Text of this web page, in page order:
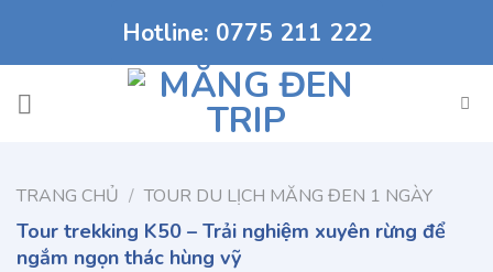
nội
dung
Hotline: 0775 211 222
TRANG CHỦ / TOUR DU LỊCH MĂNG ĐEN 1 NGÀY
Tour trekking K50 – Trải nghiệm xuyên rừng để
ngắm ngọn thác hùng vỹ